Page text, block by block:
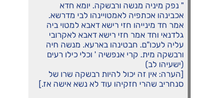
" נפק מיניה מנשה ורבשקה. יומא חדא
אכבינהו אכתפיה לאמטויינהו לבי מדרשא.
אמר חד מינייהו חזי רישא דאבא למטוי ביה
גלדנאי וחד אמר חזי רישא דאבא לאקרובי
עליה לעכו"ם. חבטינהו בארעא. מנשה חיה
ורבשקה מית. קרי אנפשיה ' וכלי כילו רעים
(ישעיהו לב)
[הערה: אין זה יכול להיות רבשקה שרו של
סנחריב שהרי חזקיהו עוד לא נשא אישה אז.]